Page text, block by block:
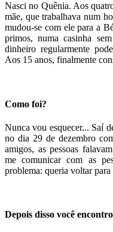
Nasci no Quênia. Aos
mãe, que trabalhava num
mudou-se com ele para a
primos, numa casinha
dinheiro regularmente
Aos 15 anos, finalmente
Como foi?
Nunca vou esquecer... Saí
no dia 29 de dezembro
amigos, as pessoas
me comunicar com as
problema: queria voltar
Depois disso você